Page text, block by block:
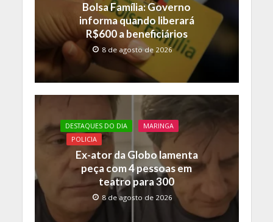
p k
Bolsa Família: Governo
informa quando liberará
R$600 a beneficiários
8 de agosto de 2026
DESTAQUES DO DIA
MARINGA
POLICIA
Ex-ator da Globo lamenta
peça com 4 pessoas em
teatro para 300
8 de agosto de 2026